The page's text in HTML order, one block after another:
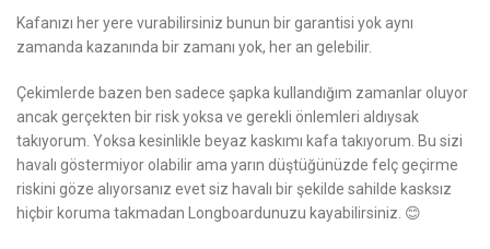
Kafanızı her yere vurabilirsiniz bunun bir garantisi yok aynı
zamanda kazanında bir zamanı yok, her an gelebilir.
Çekimlerde bazen ben sadece şapka kullandığım zamanlar oluyor
ancak gerçekten bir risk yoksa ve gerekli önlemleri aldıysak
takıyorum. Yoksa kesinlikle beyaz kaskımı kafa takıyorum. Bu sizi
havalı göstermiyor olabilir ama yarın düştüğünüzde felç geçirme
riskini göze alıyorsanız evet siz havalı bir şekilde sahilde kasksız
hiçbir koruma takmadan Longboardunuzu kayabilirsiniz. 😊